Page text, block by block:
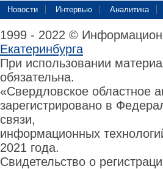
Новости Интервью Аналитика
1999 - 2022 ©
Екатеринбурга
При использовании
обязательна.
«Свердловское областное
зарегистрировано в
связи,
информационных
2021 года.
Свидетельство о